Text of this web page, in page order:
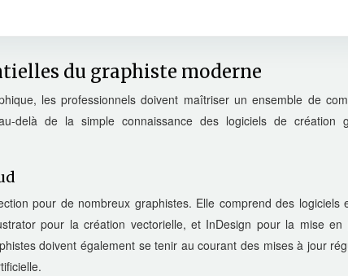
du graphiste moderne
les professionnels doivent maîtriser un ensemble de
delà de la simple connaissance des logiciels de création
pour de nombreux graphistes. Elle comprend des logiciels
pour la création vectorielle, et InDesign pour la mise en
doivent également se tenir au courant des mises à jour